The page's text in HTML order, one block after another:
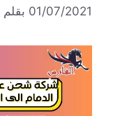
01/07/2021 بقلم